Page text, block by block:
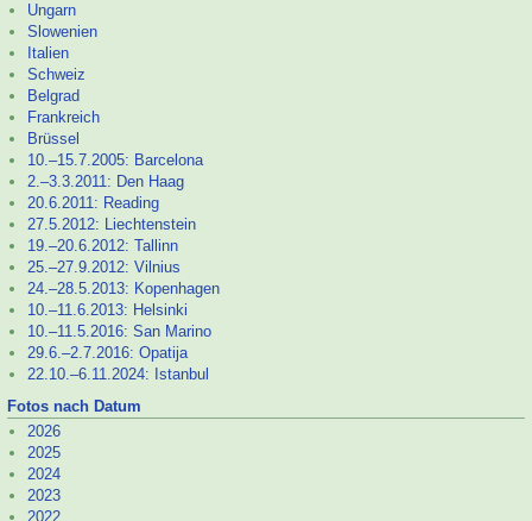
Ungarn
Slowenien
Italien
Schweiz
Belgrad
Frankreich
Brüssel
10.–15.7.2005: Barcelona
2.–3.3.2011: Den Haag
20.6.2011: Reading
27.5.2012: Liechtenstein
19.–20.6.2012: Tallinn
25.–27.9.2012: Vilnius
24.–28.5.2013: Kopenhagen
10.–11.6.2013: Helsinki
10.–11.5.2016: San Marino
29.6.–2.7.2016: Opatija
22.10.–6.11.2024: Istanbul
Fotos nach Datum
2026
2025
2024
2023
2022